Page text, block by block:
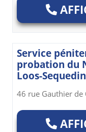
Service
probation du
Loos-Sequedin
46 rue Gauthier